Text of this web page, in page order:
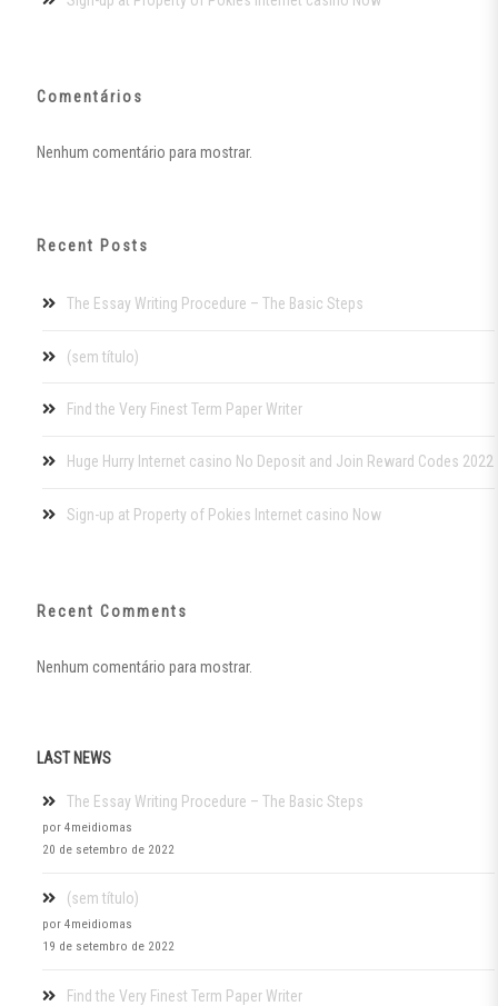
Comentários
Nenhum comentário para mostrar.
Recent Posts
The Essay Writing Procedure – The Basic Steps
(sem título)
Find the Very Finest Term Paper Writer
Huge Hurry Internet casino No Deposit and Join Reward Codes 2022
Sign-up at Property of Pokies Internet casino Now
Recent Comments
Nenhum comentário para mostrar.
LAST NEWS
The Essay Writing Procedure – The Basic Steps
por 4meidiomas
20 de setembro de 2022
(sem título)
por 4meidiomas
19 de setembro de 2022
Find the Very Finest Term Paper Writer